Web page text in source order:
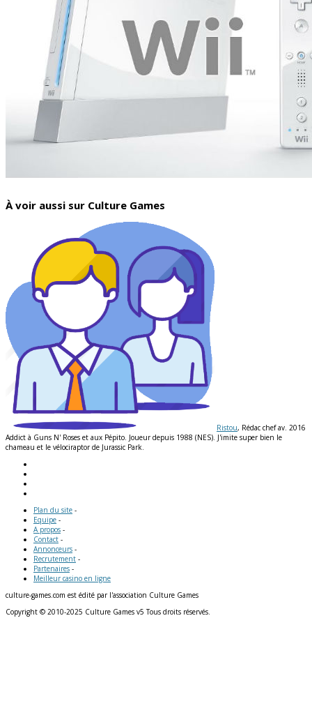
À voir aussi sur Culture Games
Ristou, Rédac chef av. 2016
Addict à Guns N' Roses et aux Pépito. Joueur depuis 1988 (NES). J'imite super bien le
chameau et le vélociraptor de Jurassic Park.
Plan du site -
Equipe -
A propos -
Contact -
Annonceurs -
Recrutement -
Partenaires -
Meilleur casino en ligne
culture-games.com est édité par l'association Culture Games
Copyright © 2010-2025 Culture Games v5 Tous droits réservés.